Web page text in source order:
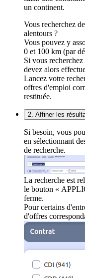
un continent.
Vous recherchez
alentours ?
Vous pouvez y
0 et 100 km (par
Si vous
devez alors
Lancez votre
offres d'emploi
restituée.
2. Affiner les
Si besoin, vous
en sélectionnant
de recherche.
La recherche est
le bouton «
ferme.
Pour certains
d'offres